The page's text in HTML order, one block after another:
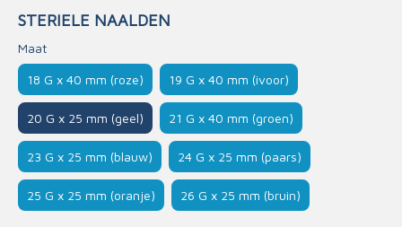
STERIELE NAALDEN
Maat
18 G x 40 mm (roze) 19 G x 40 mm (ivoor)
20 G x 25 mm (geel) 21 G x 40 mm (groen)
23 G x 25 mm (blauw) 24 G x 25 mm (paars)
25 G x 25 mm (oranje) 26 G x 25 mm (bruin)